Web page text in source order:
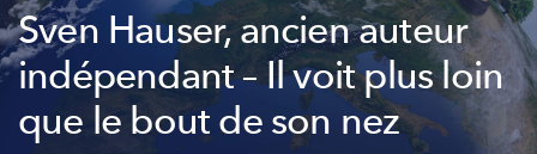
Sven Hauser, ancien auteur
indépendant – Il voit plus loin
que le bout de son nez